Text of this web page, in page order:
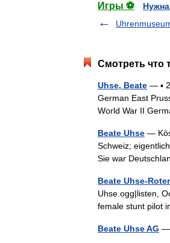
Игры ⚽
Смотреть что
Uhse, Beate — ▪
German East
World War II
Beate Uhse —
Schweiz;
Sie war
Beate Uhse-
Uhse.ogg|listen,
female stunt pilot
Beate Uhse AG —